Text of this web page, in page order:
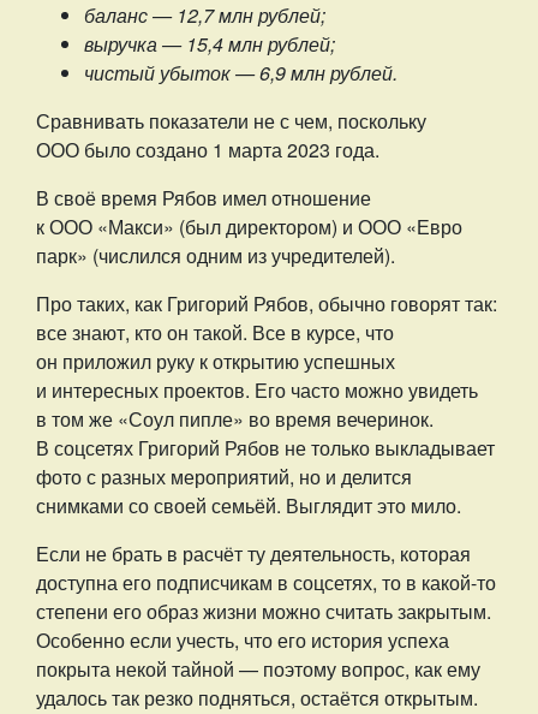
баланс — 12,7 млн рублей;
выручка — 15,4 млн рублей;
чистый убыток — 6,9 млн рублей.
Сравнивать показатели не с чем, поскольку
ООО было создано 1 марта 2023 года.
В своё время Рябов имел отношение
к ООО «Макси» (был директором) и ООО «Евро
парк» (числился одним из учредителей).
Про таких, как Григорий Рябов, обычно говорят так:
все знают, кто он такой. Все в курсе, что
он приложил руку к открытию успешных
и интересных проектов. Его часто можно увидеть
в том же «Соул пипле» во время вечеринок.
В соцсетях Григорий Рябов не только выкладывает
фото с разных мероприятий, но и делится
снимками со своей семьёй. Выглядит это мило.
Если не брать в расчёт ту деятельность, которая
доступна его подписчикам в соцсетях, то в какой-то
степени его образ жизни можно считать закрытым.
Особенно если учесть, что его история успеха
покрыта некой тайной — поэтому вопрос, как ему
удалось так резко подняться, остаётся открытым.